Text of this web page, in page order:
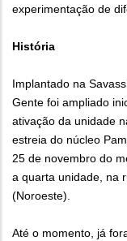
experimentação de
História
Implantado na
Gente foi ampliado
ativação da unidade
estreia do núcleo
25 de novembro do
a quarta unidade, na
(Noroeste).
Até o momento, já